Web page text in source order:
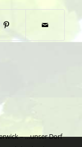
– …unser Dorf